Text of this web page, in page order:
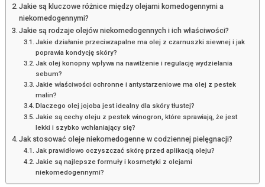
Jakie są kluczowe różnice między olejami komedogennymi a
niekomedogennymi?
Jakie są rodzaje olejów niekomedogennych i ich właściwości?
Jakie działanie przeciwzapalne ma olej z czarnuszki siewnej i jak
poprawia kondycję skóry?
Jak olej konopny wpływa na nawilżenie i regulację wydzielania
sebum?
Jakie właściwości ochronne i antystarzeniowe ma olej z pestek
malin?
Dlaczego olej jojoba jest idealny dla skóry tłustej?
Jakie są cechy oleju z pestek winogron, które sprawiają, że jest
lekki i szybko wchłaniający się?
Jak stosować oleje niekomedogenne w codziennej pielęgnacji?
Jak prawidłowo oczyszczać skórę przed aplikacją oleju?
Jakie są najlepsze formuły i kosmetyki z olejami
niekomedogennymi?